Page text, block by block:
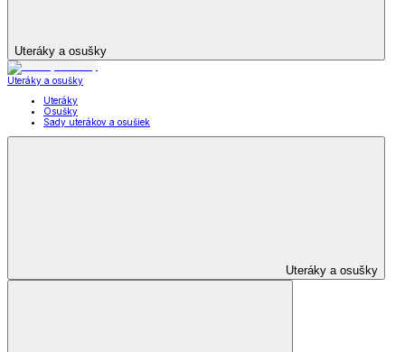
Uteráky a osušky
Uteráky a osušky
Uteráky
Osušky
Sady uterákov a osušiek
Uteráky a osušky